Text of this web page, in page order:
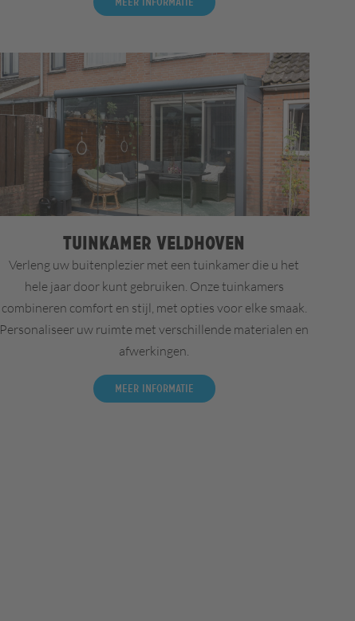
Tuinkamer Veldhoven
Verleng uw buitenplezier met een tuinkamer die u het
hele jaar door kunt gebruiken. Onze tuinkamers
combineren comfort en stijl, met opties voor elke smaak.
Personaliseer uw ruimte met verschillende materialen en
afwerkingen.
Meer informatie